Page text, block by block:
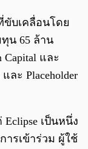
ขับเคลื่อนโดย
ทุน 65 ล้าน
และ
และ Placeholder
เป็นหนึ่ง
ารเข้าร่วม ผู้ใช้